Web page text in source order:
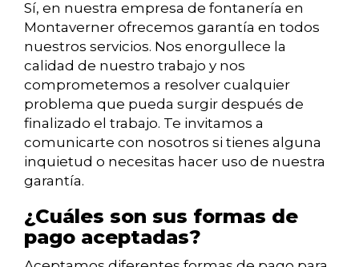
Sí, en nuestra empresa de fontanería en
Montaverner ofrecemos garantía en todos
nuestros servicios. Nos enorgullece la
calidad de nuestro trabajo y nos
comprometemos a resolver cualquier
problema que pueda surgir después de
finalizado el trabajo. Te invitamos a
comunicarte con nosotros si tienes alguna
inquietud o necesitas hacer uso de nuestra
garantía.
¿Cuáles son sus formas de
pago aceptadas?